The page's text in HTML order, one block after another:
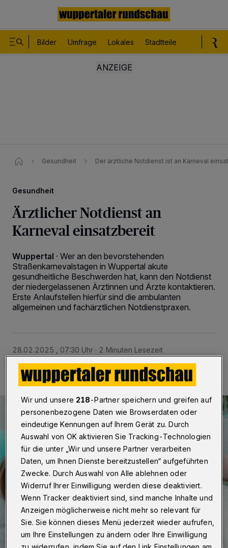
Bilder Umfrage Lokales Stadtteile
Gesundheit Der ärztliche Notdienst ist an Karneval
Gesundheit
Ärztlicher Notdienst an
Karneval einsatzbereit
Wuppertal · Wer an den bevorstehenden
Straßenkarnevalstagen in Wuppertal akute
gesundheitliche Beschwerden hat, kann den Notdienst
der niedergelassenen Ärztinnen und Ärzte kontaktieren.
Erste Anlaufstellen hierfür sind die ambulanten
allgemeinen und fachärztlichen Notdienstpraxen.
28.02.2025 , 07:30 Uhr 2 Minuten Lesezeit
Wir und unsere 218-Partner speichern und greifen auf
personenbezogene Daten wie Browserdaten oder
eindeutige Kennungen auf Ihrem Gerät zu. Durch
Auswahl von OK aktivieren Sie Tracking-Technologien
für die unter „Wir und unsere Partner verarbeiten
Daten, um Ihnen Dienste bereitzustellen“ aufgeführten
Zwecke. Durch Auswahl von Alle ablehnen oder
Widerruf Ihrer Einwilligung werden diese deaktiviert.
Wenn Tracker deaktiviert sind, sind manche Inhalte und
Anzeigen möglicherweise nicht mehr so relevant für
Sie. Sie können dieses Menü jederzeit wieder aufrufen,
um Ihre Einstellungen zu ändern oder Ihre Einwilligung